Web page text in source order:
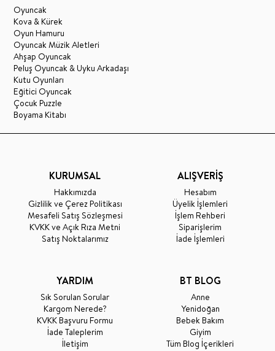
Oyuncak
Kova & Kürek
Oyun Hamuru
Oyuncak Müzik Aletleri
Ahşap Oyuncak
Peluş Oyuncak & Uyku Arkadaşı
Kutu Oyunları
Eğitici Oyuncak
Çocuk Puzzle
Boyama Kitabı
KURUMSAL
Hakkımızda
Gizlilik ve Çerez Politikası
Mesafeli Satış Sözleşmesi
KVKK ve Açık Rıza Metni
Satış Noktalarımız
ALIŞVERİŞ
Hesabım
Üyelik İşlemleri
İşlem Rehberi
Siparişlerim
İade İşlemleri
YARDIM
Sık Sorulan Sorular
Kargom Nerede?
KVKK Başvuru Formu
İade Taleplerim
İletişim
BT BLOG
Anne
Yenidoğan
Bebek Bakım
Giyim
Tüm Blog İçerikleri